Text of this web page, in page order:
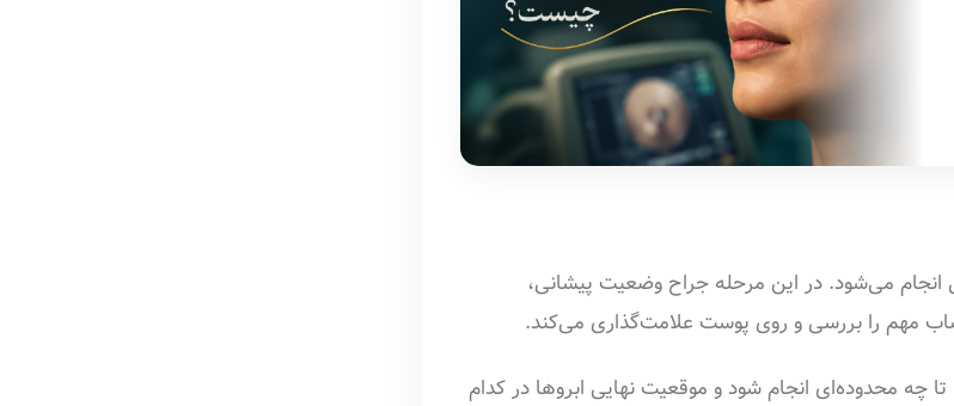
می‌شود. در این مرحله جراح وضعیت پیشانی،
مهم را بررسی و روی پوست علامت‌گذاری می‌کند.
محدوده‌ای انجام شود و موقعیت نهایی ابروها در کدام